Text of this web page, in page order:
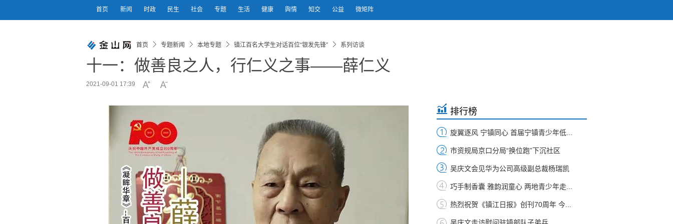
首页 新闻 时政 民生 社会 专题 生活 健康 舆情 知交 公益 微矩阵
首页 专题新闻 本地专题 镇江百名大学生对话百位“银发先锋” 系列访谈
十一：做善良之人，行仁义之事——薛仁义
2021-09-01 17:39
排行榜
旋翼逐风 宁镇同心 首届宁镇青少年低...
市资规局京口分局“换位跑”下沉社区
吴庆文会见华为公司高级副总裁杨瑞凯
巧手制香囊 雅韵润童心 两地青少年走...
热烈祝贺《镇江日报》创刊70周年 今...